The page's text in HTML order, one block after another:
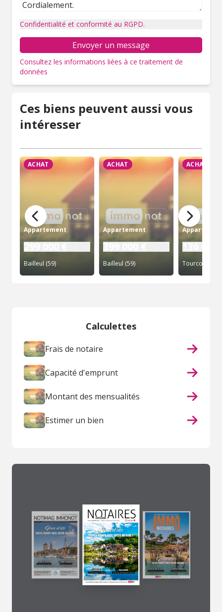
Confidentialité et conformité au RGPD.
Envoyer un message
Consultez les informations liées à ce traitement de
données
Ces biens peuvent aussi vous
intéresser
ACHAT
Appartement
299 000 €
Bailleul (59)
ACHAT
Appartement
399 000 €
Bailleul (59)
ACHAT
136 900
Tourcoing
Calculettes
Frais de notaire
Capacité d'emprunt
Montant des mensualités
Estimer un bien